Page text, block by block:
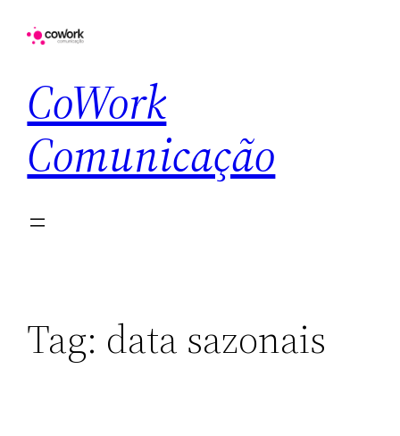
CoWork
Comunicação
Tag: data sazonais